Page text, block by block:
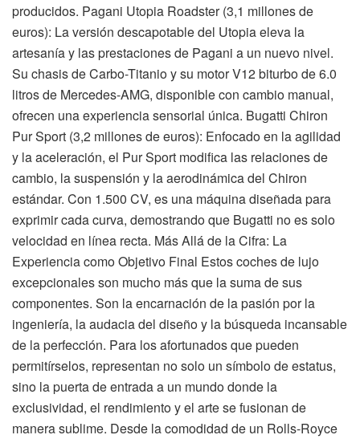
producidos. Pagani Utopia Roadster (3,1 millones de
euros): La versión descapotable del Utopia eleva la
artesanía y las prestaciones de Pagani a un nuevo nivel.
Su chasis de Carbo-Titanio y su motor V12 biturbo de 6.0
litros de Mercedes-AMG, disponible con cambio manual,
ofrecen una experiencia sensorial única. Bugatti Chiron
Pur Sport (3,2 millones de euros): Enfocado en la agilidad
y la aceleración, el Pur Sport modifica las relaciones de
cambio, la suspensión y la aerodinámica del Chiron
estándar. Con 1.500 CV, es una máquina diseñada para
exprimir cada curva, demostrando que Bugatti no es solo
velocidad en línea recta. Más Allá de la Cifra: La
Experiencia como Objetivo Final Estos coches de lujo
excepcionales son mucho más que la suma de sus
componentes. Son la encarnación de la pasión por la
ingeniería, la audacia del diseño y la búsqueda incansable
de la perfección. Para los afortunados que pueden
permitírselos, representan no solo un símbolo de estatus,
sino la puerta de entrada a un mundo donde la
exclusividad, el rendimiento y el arte se fusionan de
manera sublime. Desde la comodidad de un Rolls-Royce